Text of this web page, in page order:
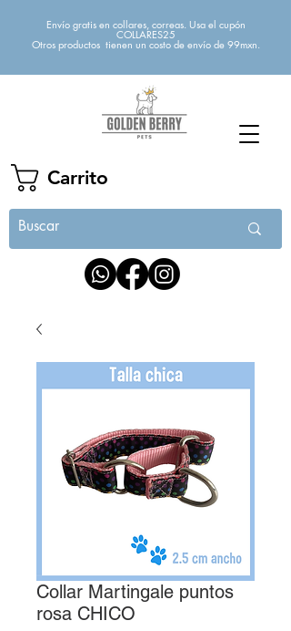
Carrito
Envío gratis en collares, correas. Usa el cupón
COLLARES25
Otros productos tienen un costo de envío de 99mxn.
Collar Martingale puntos
rosa CHICO